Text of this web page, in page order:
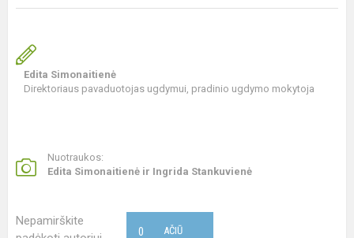
Edita Simonaitienė
Direktoriaus pavaduotojas ugdymui, pradinio ugdymo mokytoja
Nuotraukos:
Edita Simonaitienė ir Ingrida Stankuvienė
Nepamirškite
AČIŪ
0